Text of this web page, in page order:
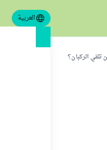
العربية
الركبان؟